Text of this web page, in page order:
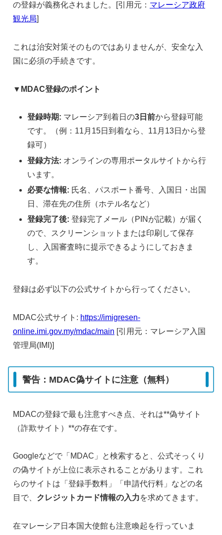
の登録が義務化されました。[引用元： マレーシア政府
観光局]
これは治安対策そのものではありませんが、安全な入
国に必須の手続きです。
▼MDAC登録のポイント
登録時期: マレーシア到着日の3日前から登録可能
です。（例：11月15日到着なら、11月13日から登
録可）
登録方法: オンラインの専用ポータルサイトから行
います。
必要な情報: 氏名、パスポート番号、入国日・出国
日、滞在先の住所（ホテル名など）
登録完了後: 登録完了メール（PINが記載）が届く
ので、スクリーンショットまたは印刷して保存
し、入国審査時に提示できるようにしておきま
す。
登録は必ず以下の公式サイトから行ってください。
MDAC公式サイト: https://imigresen-
online.imi.gov.my/mdac/main [引用元：マレーシア入国
管理局(IMI)]
警告：MDAC偽サイトに注意（無料）
MDACの登録で最も注意すべき点、それは**偽サイト
（詐欺サイト）**の存在です。
Googleなどで「MDAC」と検索すると、公式そっくり
の偽サイトが上位に表示されることがあります。これ
らのサイトは「登録手数料」「申請代行料」などの名
目で、 クレジットカード情報の入力を求めてきます。
在マレーシア日本国大使館も注意喚起を行っていま